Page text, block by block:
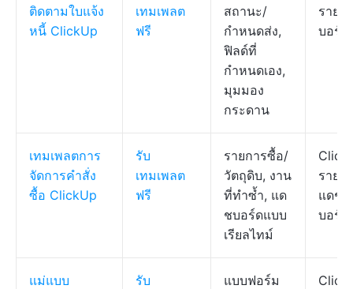
ติดตามใบแจ้ง
หนี้ ClickUp
เทมเพลต
ฟรี
สถานะ/
กำหนดส่ง,
ฟิลด์ที่
กำหนดเอง,
มุมมอง
กระดาน
รายก
บอร์ด
เทมเพลตการ
จัดการคำสั่ง
ซื้อ ClickUp
รับ
เทมเพลต
ฟรี
รายการซื้อ/
วัตถุดิบ, งาน
ที่ทำซ้ำ, แด
ชบอร์ดแบบ
เรียลไทม์
รายก
แดช
บอร์ด
แม่แบบ
รับ
แบบฟอร์ม